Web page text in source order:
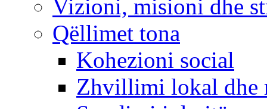
Vizioni, misioni dhe
Qëllimet tona
Kohezioni social
Zhvillimi lokal dhe